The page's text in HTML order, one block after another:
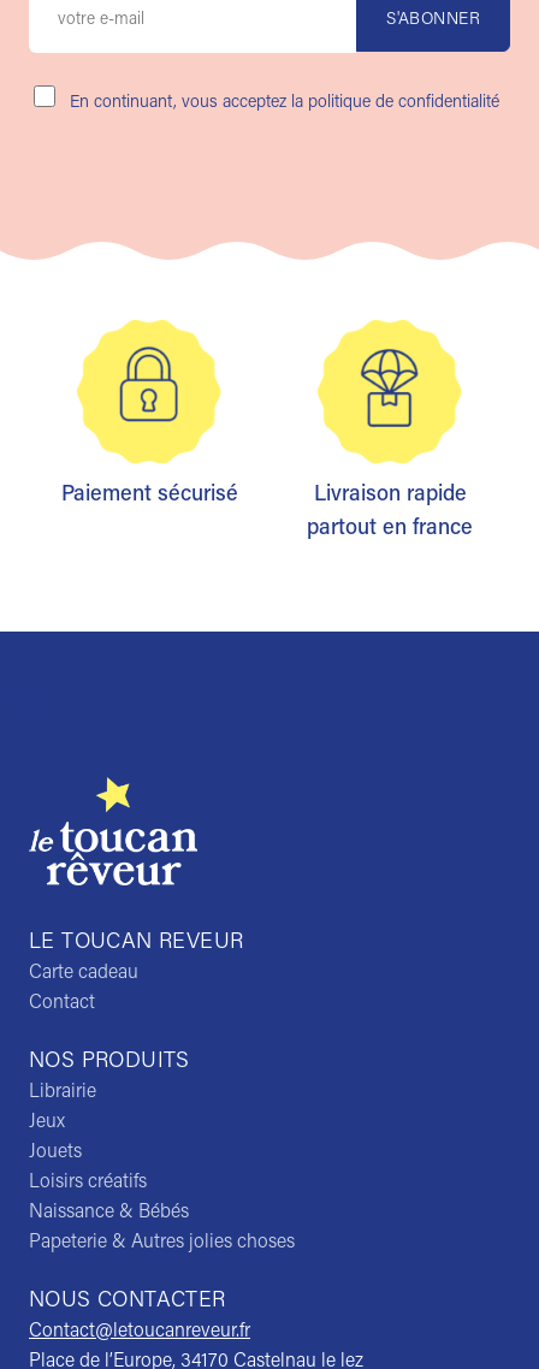
En continuant, vous acceptez la politique de confidentialité
Paiement sécurisé
Livraison rapide
partout en france
NOS PRODUITS
Librairie
Jeux
Jouets
Loisirs créatifs
Naissance & Bébés
Papeterie & Autres jolies choses
NOUS CONTACTER
Contact@letoucanreveur.fr
Place de l’Europe, 34170 Castelnau le lez
LE TOUCAN REVEUR
Carte cadeau
Contact